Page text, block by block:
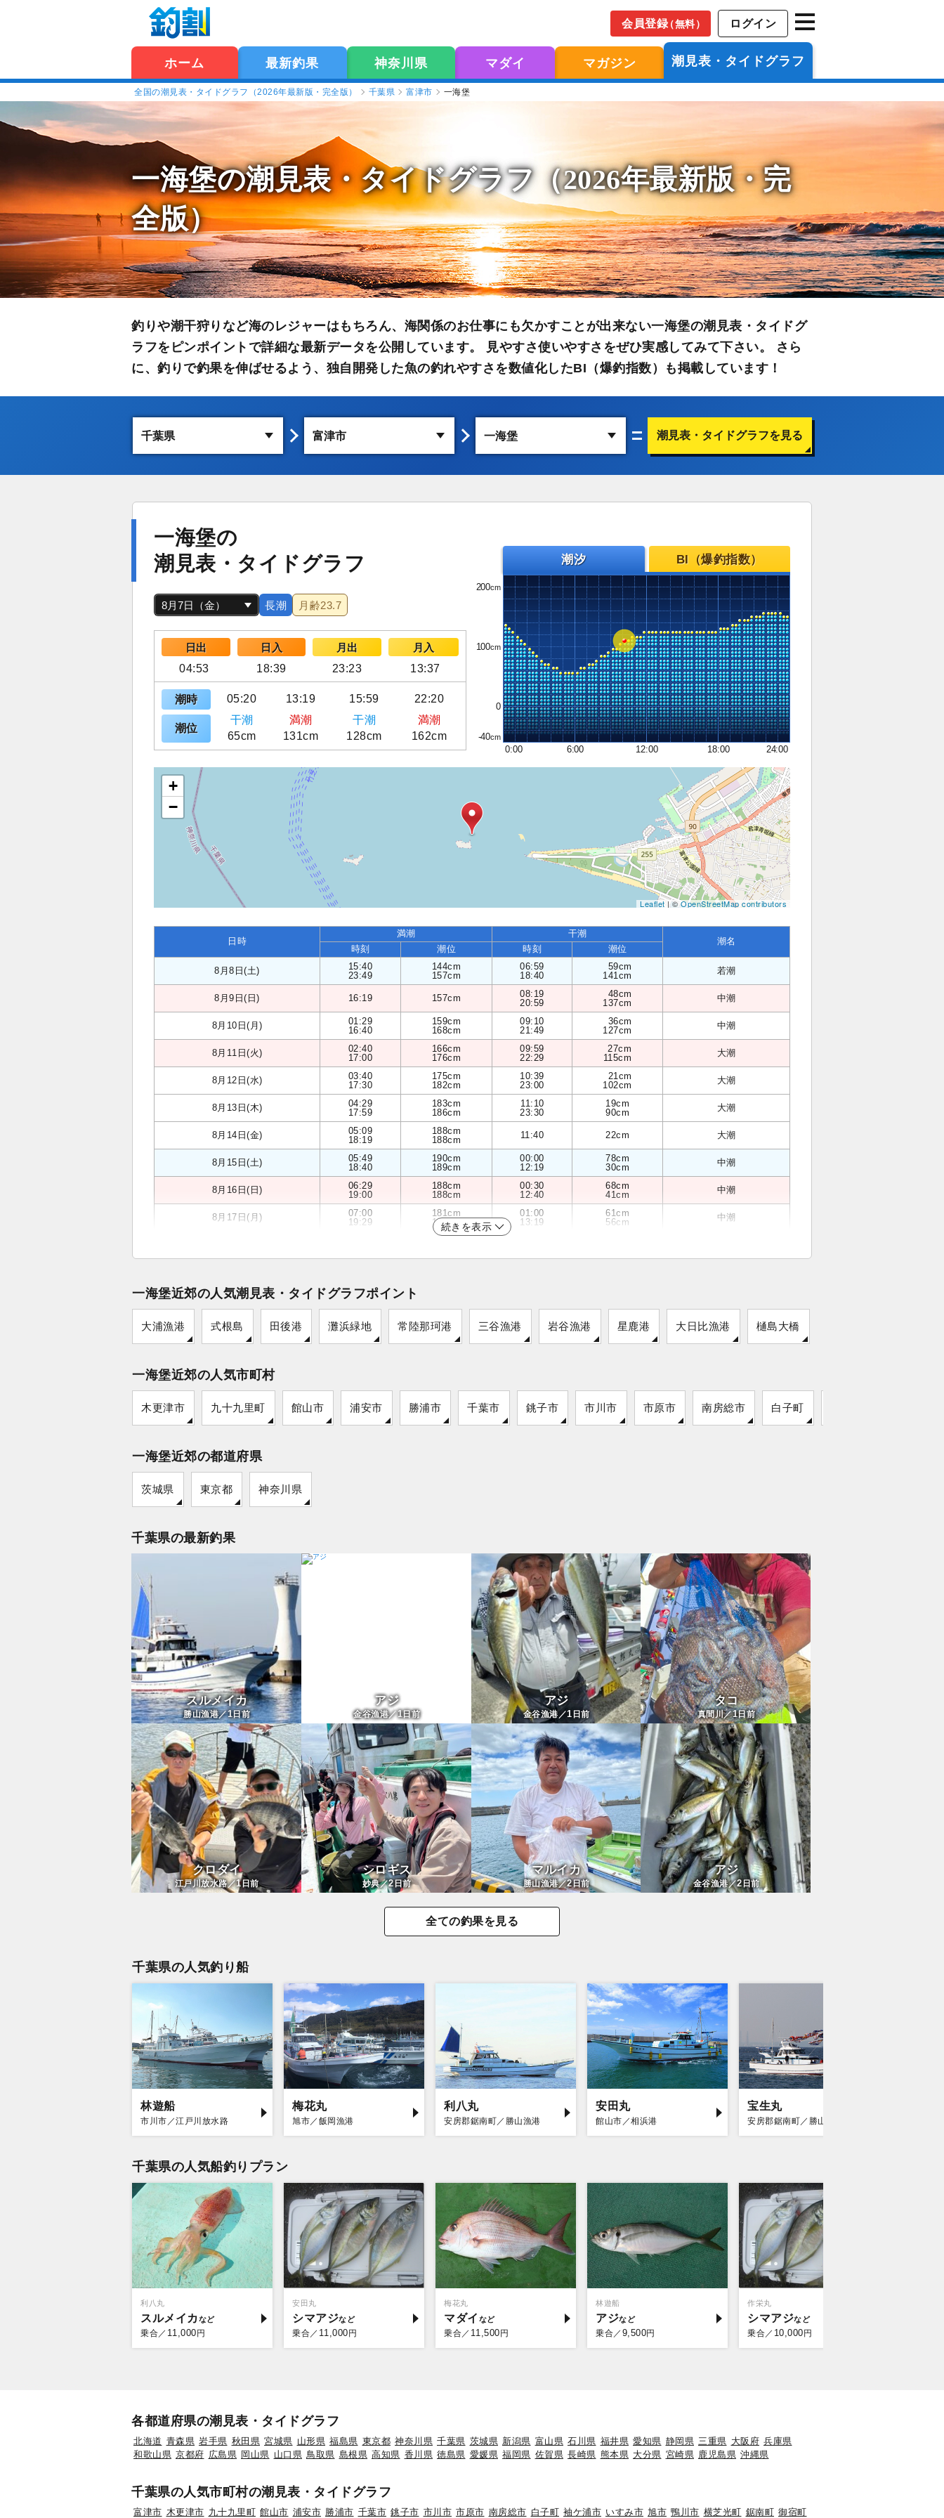
会員登録（無料） ログイン
ホーム 最新釣果 神奈川県 マダイ マガジン 潮見表・タイドグラフ
全国の潮見表・タイドグラフ（2026年最新版・完全版） 千葉県 富津市 一海堡
一海堡の潮見表・タイドグラフ（2026年最新版・完
全版）
釣りや潮干狩りなど海のレジャーはもちろん、海関係のお仕事にも欠かすことが出来ない一海堡の潮見表・タイドグ
ラフをピンポイントで詳細な最新データを公開しています。 見やすさ使いやすさをぜひ実感してみて下さい。 さら
に、釣りで釣果を伸ばせるよう、独自開発した魚の釣れやすさを数値化したBI（爆釣指数）も掲載しています！
潮見表・タイドグラフを見る
一海堡の
潮見表・タイドグラフ
長潮 月齢23.7
日出 日入 月出
月入
04:53
18:39 23:23 13:37
潮時 05:20 13:19 15:59 22:20
潮位
干潮 満潮 干潮
満潮
65cm
131cm 128cm 162cm
潮汐 BI（爆釣指数）
200
100
0
-40
0:00
6:00 12:00 18:00 24:00
+
−
Leaflet | ©OpenStreetMap contributors
日時
満潮 干潮
潮名
時刻 潮位 時刻 潮位
8月8日(土)
15:40
23:49
144cm
157cm
06:59
18:40
59cm
141cm
若潮
8月9日(日) 16:19 157cm
08:19
20:59
48cm
137cm
中潮
8月10日(月)
01:29
16:40
159cm
168cm
09:10
21:49
36cm
127cm
中潮
8月11日(火)
02:40
17:00
166cm
176cm
09:59
22:29
27cm
115cm
大潮
8月12日(水)
03:40
17:30
175cm
182cm
10:39
23:00
21cm
102cm
大潮
8月13日(木)
04:29
17:59
183cm
186cm
11:10
23:30
19cm
90cm
大潮
8月14日(金)
05:09
18:19
188cm
188cm
11:40 22cm 大潮
8月15日(土)
05:49
18:40
190cm
189cm
00:00
12:19
78cm
30cm
中潮
8月16日(日)
06:29
19:00
188cm
188cm
00:30
12:40
68cm
41cm
中潮
8月17日(月)
07:00
19:29
181cm
186cm
01:00
13:19
61cm
56cm
中潮
続きを表示
一海堡近郊の人気潮見表・タイドグラフポイント
大浦漁港 式根島 田後港 灘浜緑地 常陸那珂港 三谷漁港 岩谷漁港 星鹿港 大日比漁港 樋島大橋
一海堡近郊の人気市町村
木更津市 九十九里町 館山市 浦安市 勝浦市 千葉市 銚子市 市川市 市原市 南房総市 白子町
一海堡近郊の都道府県
茨城県 東京都 神奈川県
千葉県の最新釣果
スルメイカ
勝山漁港／1日前
アジ
金谷漁港／1日前
アジ
金谷漁港／1 日前
タコ
真間川／1日前
クロダイ
江戸川放水路／1日前
シロギス
妙典／2 日前
マルイカ
勝山漁港／2日前
アジ
金谷漁港／2日前
全ての釣果を見る
千葉県の人気釣り船
林遊船
市川市／江戸川放水路
梅花丸
旭市／飯岡漁港
利八丸
安房郡鋸南町／勝山漁港
安田丸
館山市／相浜港
宝生丸
安房郡鋸南町／勝山漁港
千葉県の人気船釣りプラン
利八丸
スルメイカ
乗合／ 11,000 円
安田丸
シマアジ
乗合／ 11,000 円
梅花丸
マダイ
乗合／ 11,500 円
林遊船
アジ
乗合／ 9,500円
作栄丸
シマアジ
乗合／ 10,000 円
各都道府県の潮見表・タイドグラフ
北海道 青森県 岩手県 秋田県 宮城県 山形県 福島県 東京都 神奈川県 千葉県 茨城県 新潟県 富山県 石川県 福井県 愛知県 静岡県 三重県 大阪府 兵庫県
和歌山県 京都府 広島県 岡山県 山口県 鳥取県 島根県 高知県 香川県 徳島県 愛媛県 福岡県 佐賀県 長崎県 熊本県 大分県 宮崎県 鹿児島県 沖縄県
千葉県の人気市町村の潮見表・タイドグラフ
富津市 木更津市 九十九里町 館山市 浦安市 勝浦市 千葉市 銚子市 市川市 市原市 南房総市 白子町 袖ケ浦市 いすみ市 旭市 鴨川市 横芝光町 鋸南町 御宿町